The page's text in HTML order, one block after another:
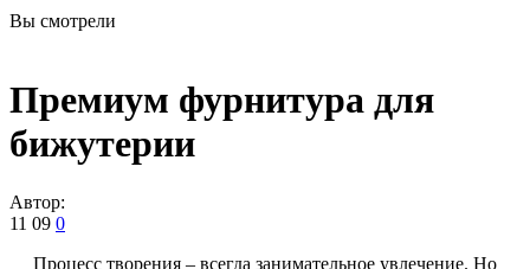
Вы смотрели
Премиум фурнитура для
бижутерии
Автор:
11 09 0
Процесс творения – всегда занимательное увлечение. Но